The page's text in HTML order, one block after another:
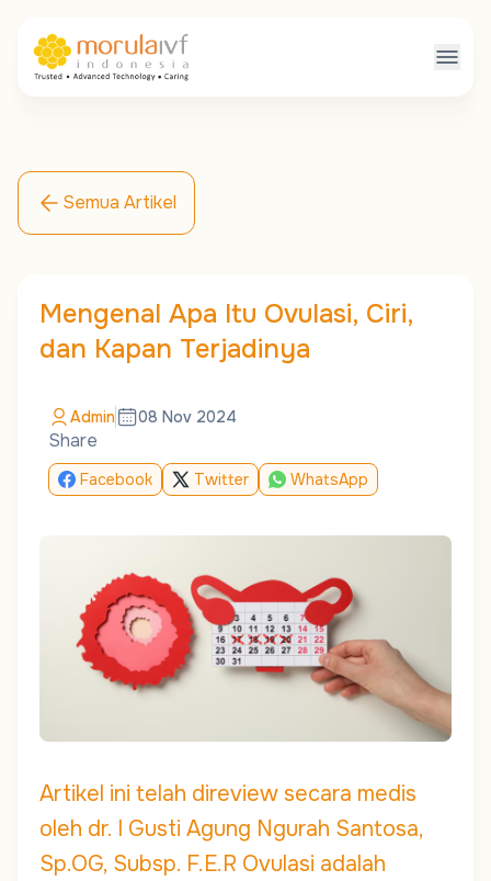
Semua Artikel
Mengenal Apa Itu Ovulasi, Ciri,
dan Kapan Terjadinya
Admin 08 Nov 2024
Share
Facebook Twitter WhatsApp
Artikel ini telah direview secara medis
oleh dr. I Gusti Agung Ngurah Santosa,
Sp.OG, Subsp. F.E.R Ovulasi adalah